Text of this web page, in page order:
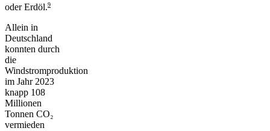
oder Erdöl.9
Allein in
Deutschland
konnten durch
die
Windstromproduktion
im Jahr 2023
knapp 108
Millionen
Tonnen CO₂
vermieden